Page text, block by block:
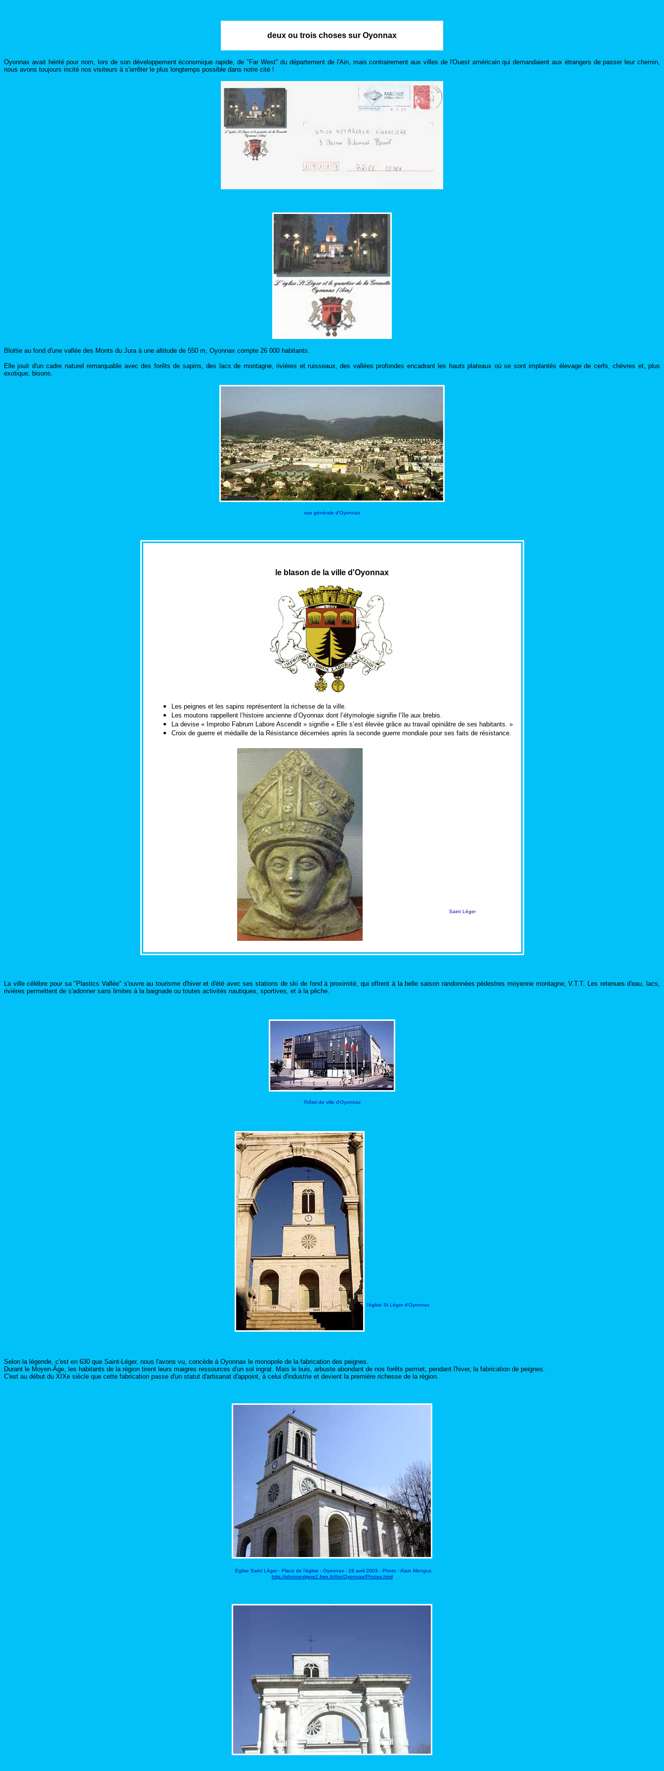
deux ou trois choses sur Oyonnax
Oyonnax avait hérité pour nom, lors de son développement économique rapide, de "Far West" du département de l'Ain, mais contrairement aux villes de l'Ouest américain qui demandaient aux étrangers de passer leur chemin,
nous avons toujours incité nos visiteurs à s'arrêter le plus longtemps possible dans notre cité !
Blottie au fond d'une vallée des Monts du Jura à une altitude de 550 m, Oyonnax compte 26 000 habitants.
Elle jouit d'un cadre naturel remarquable avec des forêts de sapins, des lacs de montagne, rivières et ruisseaux, des vallées profondes encadrant les hauts plateaux où se sont implantés élevage de cerfs, chèvres et, plus
exotique, bisons.
vue générale d'Oyonnax
le blason de la ville d'Oyonnax
Les peignes et les sapins représentent la richesse de la ville.
Les moutons rappellent l’histoire ancienne d’Oyonnax dont l’étymologie signifie l’île aux brebis.
La devise « Improbo Fabrum Labore Ascendit » signifie « Elle s’est élevée grâce au travail opiniâtre de ses habitants. »
Croix de guerre et médaille de la Résistance décernées après la seconde guerre mondiale pour ses faits de résistance.
Saint Léger
La ville célèbre pour sa "Plastics Vallée" s'ouvre au tourisme d'hiver et d'été avec ses stations de ski de fond à proximité, qui offrent à la belle saison randonnées pédestres moyenne montagne, V.T.T. Les retenues d'eau, lacs,
rivières permettent de s'adonner sans limites à la baignade ou toutes activités nautiques, sportives, et à la pêche.
l'hôtel de ville d'Oyonnax
l'église St Léger d'Oyonnax
Selon la légende, c'est en 630 que Saint-Léger, nous l'avons vu, concède à Oyonnax le monopole de la fabrication des peignes.
Durant le Moyen-Âge, les habitants de la région tirent leurs maigres ressources d'un sol ingrat. Mais le buis, arbuste abondant de nos forêts permet, pendant l'hiver, la fabrication de peignes.
C'est au début du XIXe siècle que cette fabrication passe d'un statut d'artisanat d'appoint, à celui d'industrie et devient la première richesse de la région.
Eglise Saint Léger - Place de l'église - Oyonnax - 19 avril 2003 - Photo : Alain Mengus
http://photoenligne2.free.fr/Ain/Oyonnax/Photos.html